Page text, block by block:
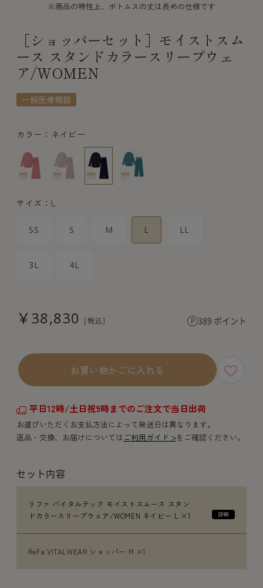
※商品の特性上、ボトムスの丈は長めの仕様です
［ショッパーセット］モイストスム
ース スタンドカラースリープウェ
ア/WOMEN
一般医療機器
カラー：ネイビー
サイズ：L
SS S M L LL
3L 4L
￥38,830 389 ポイント
お買い物かごに入れる
平日12時/土日祝9時までのご注文で当日出荷
お選びいただくお支払方法によって発送日は異なります。
返品・交換、お届けについてはご利用ガイド >をご確認ください。
セット内容
リファ バイタルテック モイストスムース スタン
ドカラースリープウェア/WOMEN ネイビー L ×1
ReFa VITALWEAR ショッパー M ×1